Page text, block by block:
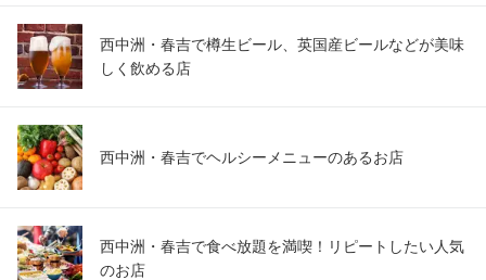
西中洲・春吉で樽生ビール、英国産ビールなどが美味
しく飲める店
西中洲・春吉でヘルシーメニューのあるお店
西中洲・春吉で食べ放題を満喫！リピートしたい人気
のお店